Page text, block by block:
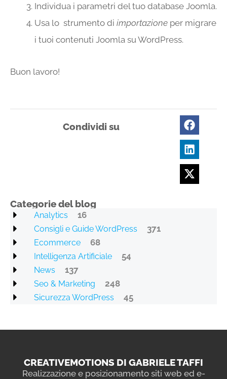
Individua i parametri del tuo database Joomla.
Usa lo strumento di importazione per migrare
i tuoi contenuti Joomla su WordPress.
Buon lavoro!
Condividi su
Categorie del blog
Analytics 16
Consigli e Guide WordPress 371
Ecommerce 68
Intelligenza Artificiale 54
News 137
Seo & Marketing 248
Sicurezza WordPress 45
CREATIVEMOTIONS DI GABRIELE TAFFI
Realizzazione e posizionamento siti web ed e-